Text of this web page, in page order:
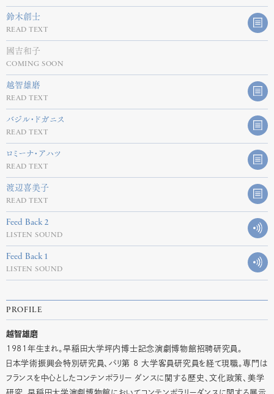
鈴木創士
READ TEXT
國吉和子
COMING SOON
越智雄磨
READ TEXT
バジル・ドガニス
READ TEXT
ロミーナ・アハツ
READ TEXT
渡辺喜美子
READ TEXT
Feed Back 2
LISTEN SOUND
Feed Back 1
LISTEN SOUND
PROFILE
越智雄磨
1981年生まれ。早稲田大学坪内博士記念演劇博物館招聘研究員。
日本学術振興会特別研究員、パリ第 8 大学客員研究員を経て現職。専門は
フランスを中心としたコンテンポラリー ダンスに関する歴史、文化政策、美学